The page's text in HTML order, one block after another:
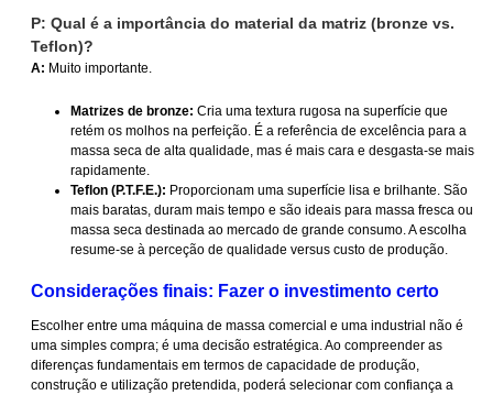
P: Qual é a importância do material da matriz (bronze vs.
Teflon)?
A: Muito importante.
Matrizes de bronze: Cria uma textura rugosa na superfície que
retém os molhos na perfeição. É a referência de excelência para a
massa seca de alta qualidade, mas é mais cara e desgasta-se mais
rapidamente.
Teflon (P.T.F.E.): Proporcionam uma superfície lisa e brilhante. São
mais baratas, duram mais tempo e são ideais para massa fresca ou
massa seca destinada ao mercado de grande consumo. A escolha
resume-se à perceção de qualidade versus custo de produção.
Considerações finais: Fazer o investimento certo
Escolher entre uma máquina de massa comercial e uma industrial não é
uma simples compra; é uma decisão estratégica. Ao compreender as
diferenças fundamentais em termos de capacidade de produção,
construção e utilização pretendida, poderá selecionar com confiança a